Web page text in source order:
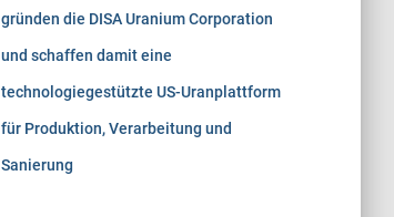
gründen die DISA Uranium Corporation
und schaffen damit eine
technologiegestützte US-Uranplattform
für Produktion, Verarbeitung und
Sanierung